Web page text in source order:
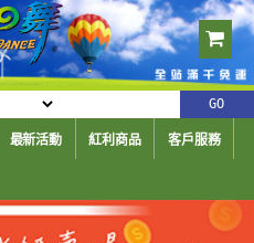
最新活動 紅利商品 客戶服務